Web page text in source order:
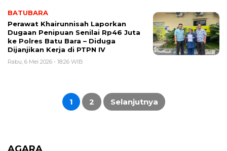
BATUBARA
Perawat Khairunnisah Laporkan
Dugaan Penipuan Senilai Rp46 Juta
ke Polres Batu Bara – Diduga
Dijanjikan Kerja di PTPN IV
Rabu, 6 Mei 2026 - 18:26 WIB
Paginasi
1 2 Selanjutnya